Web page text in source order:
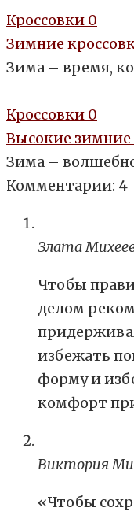
Кроссовки 0
Зимние
Зима – время,
Кроссовки 0
Высокие зимние
Зима –
Комментарии: 4
Злата
Чтобы
делом
избежать
форму и
комфорт
Виктория
«Чтобы